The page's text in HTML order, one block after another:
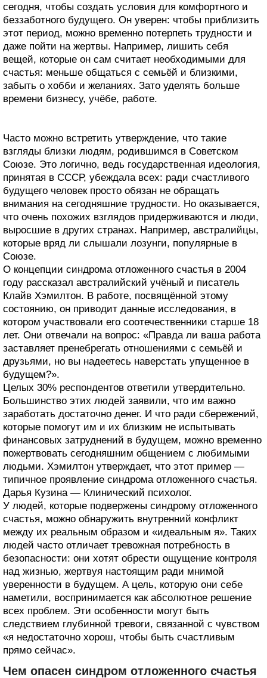
сегодня, чтобы создать условия для комфортного и
беззаботного будущего. Он уверен: чтобы приблизить
этот период, можно временно потерпеть трудности и
даже пойти на жертвы. Например, лишить себя
вещей, которые он сам считает необходимыми для
счастья: меньше общаться с семьёй и близкими,
забыть о хобби и желаниях. Зато уделять больше
времени бизнесу, учёбе, работе.
Часто можно встретить утверждение, что такие
взгляды близки людям, родившимся в Советском
Союзе. Это логично, ведь государственная идеология,
принятая в СССР, убеждала всех: ради счастливого
будущего человек просто обязан не обращать
внимания на сегодняшние трудности. Но оказывается,
что очень похожих взглядов придерживаются и люди,
выросшие в других странах. Например, австралийцы,
которые вряд ли слышали лозунги, популярные в
Союзе.
О концепции синдрома отложенного счастья в 2004
году рассказал австралийский учёный и писатель
Клайв Хэмилтон. В работе, посвящённой этому
состоянию, он приводит данные исследования, в
котором участвовали его соотечественники старше 18
лет. Они отвечали на вопрос: «Правда ли ваша работа
заставляет пренебрегать отношениями с семьёй и
друзьями, но вы надеетесь наверстать упущенное в
будущем?».
Целых 30% респондентов ответили утвердительно.
Большинство этих людей заявили, что им важно
заработать достаточно денег. И что ради сбережений,
которые помогут им и их близким не испытывать
финансовых затруднений в будущем, можно временно
пожертвовать сегодняшним общением с любимыми
людьми. Хэмилтон утверждает, что этот пример —
типичное проявление синдрома отложенного счастья.
Дарья Кузина — Клинический психолог.
У людей, которые подвержены синдрому отложенного
счастья, можно обнаружить внутренний конфликт
между их реальным образом и «идеальным я». Таких
людей часто отличает тревожная потребность в
безопасности: они хотят обрести ощущение контроля
над жизнью, жертвуя настоящим ради мнимой
уверенности в будущем. А цель, которую они себе
наметили, воспринимается как абсолютное решение
всех проблем. Эти особенности могут быть
следствием глубинной тревоги, связанной с чувством
«я недостаточно хорош, чтобы быть счастливым
прямо сейчас».
Чем опасен синдром отложенного счастья